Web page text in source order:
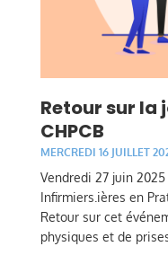
Retour sur la
CHPCB
MERCREDI 16 JUILLET
Vendredi 27 juin
Infirmiers.ières en
Retour sur cet
physiques et de